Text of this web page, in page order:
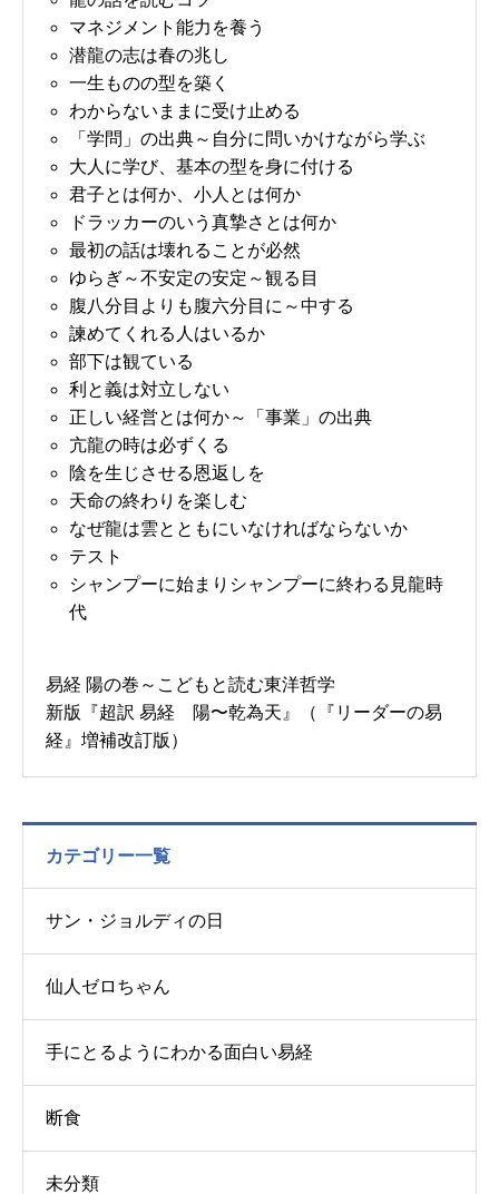
マネジメント能力を養う
潜龍の志は春の兆し
一生ものの型を築く
わからないままに受け止める
「学問」の出典～自分に問いかけながら学ぶ
大人に学び、基本の型を身に付ける
君子とは何か、小人とは何か
ドラッカーのいう真摯さとは何か
最初の話は壊れることが必然
ゆらぎ～不安定の安定～観る目
腹八分目よりも腹六分目に～中する
諫めてくれる人はいるか
部下は観ている
利と義は対立しない
正しい経営とは何か～「事業」の出典
亢龍の時は必ずくる
陰を生じさせる恩返しを
天命の終わりを楽しむ
なぜ龍は雲とともにいなければならないか
テスト
シャンプーに始まりシャンプーに終わる見龍時
代
易経 陽の巻～こどもと読む東洋哲学
新版『超訳 易経 陽〜乾為天』（『リーダーの易
経』増補改訂版）
カテゴリー一覧
サン・ジョルディの日
仙人ゼロちゃん
手にとるようにわかる面白い易経
断食
未分類